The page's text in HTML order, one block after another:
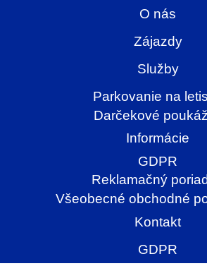
O nás
Zájazdy
Služby
Parkovanie na
Darčekové
Informácie
GDPR
Reklamačný
Všeobecné obchodné
Kontakt
GDPR